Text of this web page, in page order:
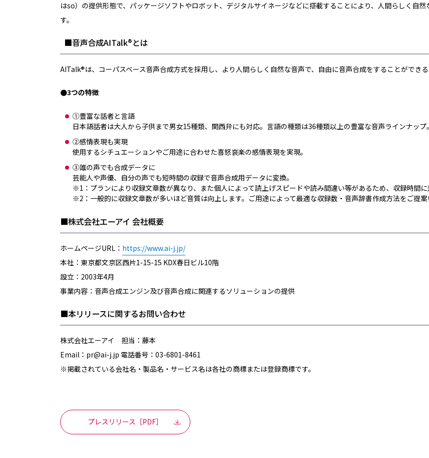
はso）の提供形態で、パッケージソフトやロボット、デジタルサイネージなどに搭載することにより、人間らしく自
す。
■音声合成AITalk®とは
AITalk®は、コーパスベース音声合成方式を採用し、より人間らしく自然な音声で、自由に音声合成をすることができる
●3つの特徴
①豊富な話者と言語
日本語話者は大人から子供まで男女15種類、関西弁にも対応。言語の種類は36種類以上の豊富な音声ラインナップ。
②感情表現も実現
使用するシチュエーションやご用途に合わせた喜怒哀楽の感情表現を実現。
③誰の声でも合成データに
芸能人や声優、自分の声でも短時間の収録で音声合成用データに変換。
※1：プランにより収録文章数が異なり、また個人によって読上げスピードや読み間違い等があるため、収録時間に
※2：一般的に収録文章数が多いほど音質は向上します。ご用途によって最適な収録数・音声辞書作成方法をご提案
■株式会社エーアイ 会社概要
ホームページURL： https://www.ai-j.jp/
本社：東京都文京区西片1-15-15 KDX春日ビル10階
設立：2003年4月
事業内容：音声合成エンジン及び音声合成に関連するソリューションの提供
■本リリースに関するお問い合わせ
株式会社エーアイ 担当：藤本
Email：pr@ai-j.jp 電話番号：03-6801-8461
※掲載されている会社名・製品名・サービス名は各社の商標または登録商標です。
プレスリリース［PDF］